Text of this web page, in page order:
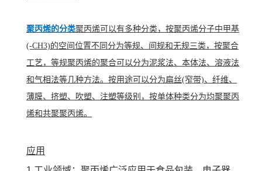
聚丙烯的分类聚丙烯可以有多种分类，按聚丙烯分子中甲基
(-CH3)的空间位置不同分为等规、间规和无规三类，按聚合
工艺，等规聚丙烯的聚合可以分为泥浆法、本体法、溶液法
和气相法等几种方法。按用途可以分为扁丝(窄带)、纤维、
薄膜、挤塑、吹塑、注塑等级别，按单体种类分为均聚聚丙
烯和共聚聚丙烯。
应用